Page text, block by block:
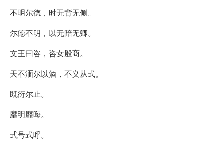
不明尔德，时无背无侧。
尔德不明，以无陪无卿。
文王曰咨，咨女殷商。
天不湎尔以酒，不义从式。
既衍尔止。
靡明靡晦。
式号式呼。